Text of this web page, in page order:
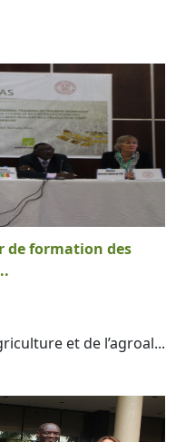
de formation des
et de l’agroal...